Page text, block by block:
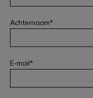
Achternaam
E-mail